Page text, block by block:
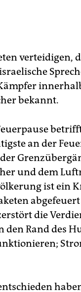
verteidigen,
bekannt.
an der
und dem
ist ein
die
Rand des